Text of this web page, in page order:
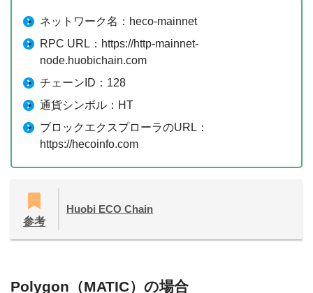
ネットワーク名：heco-mainnet
RPC URL：https://http-mainnet-
node.huobichain.com
チェーンID：128
通貨シンボル：HT
ブロックエクスプローラのURL：
https://hecoinfo.com
参考
Huobi ECO Chain
Polygon（MATIC）の場合